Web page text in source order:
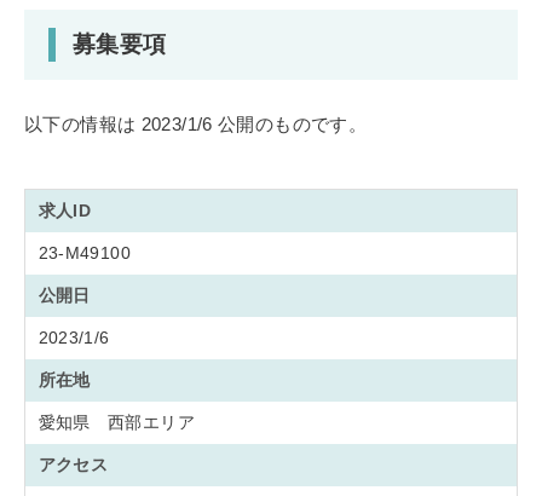
募集要項
以下の情報は 2023/1/6 公開のものです。
求人ID
23-M49100
公開日
2023/1/6
所在地
愛知県 西部エリア
アクセス